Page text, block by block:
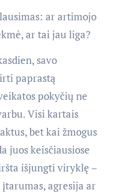
ar artimojo
ar tai jau liga?
savo
paprastą
pokyčių ne
Visi kartais
bet kai žmogus
juos keisčiausiose
išjungti viryklę –
agresija ar